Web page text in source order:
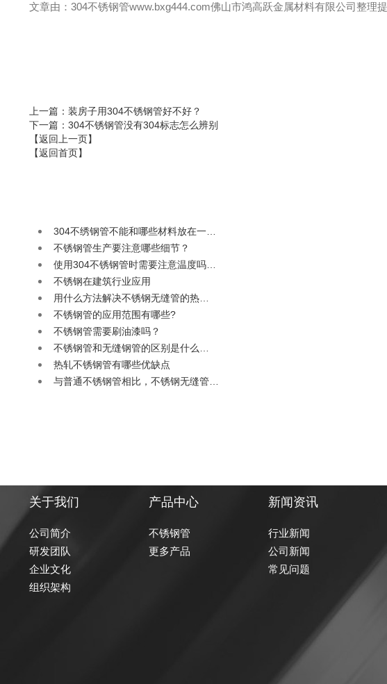
文章由：304不锈钢管www.bxg444.com佛山市鸿高跃金属材料有限公司整理
上一篇 ：装房子用304不锈钢管好不好？
下一篇 ：304不锈钢管没有304标志怎么辨别
【返回上一页】
【返回首页】
304不绣钢管不能和哪些材料放在一…
不锈钢管生产要注意哪些细节？
使用304不锈钢管时需要注意温度吗…
不锈钢在建筑行业应用
用什么方法解决不锈钢无缝管的热…
不锈钢管的应用范围有哪些?
不锈钢管需要刷油漆吗？
不锈钢管和无缝钢管的区别是什么…
热轧不锈钢管有哪些优缺点
与普通不锈钢管相比，不锈钢无缝管…
关于我们
公司简介
研发团队
企业文化
组织架构
产品中心
不锈钢管
更多产品
新闻资讯
行业新闻
公司新闻
常见问题